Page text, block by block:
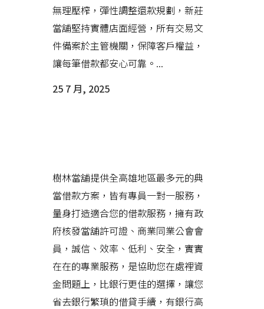
無理壓榨，彈性調整還款規劃，新莊
當舖堅持實體店面經營，所有交易文
件備案於主管機關，保障客戶權益，
讓每筆借款都安心可靠。...
25 7 月, 2025
樹林當舖提供全高雄地區最多元的典
當借款方案，皆有專員一對一服務，
量身打造適合您的借款服務，擁有政
府核發當舖許可證、商業同業公會會
員，誠信、效率、低利、安全，實實
在在的專業服務，是協助您在處裡資
金問題上，比銀行更佳的選擇，讓您
省去銀行繁瑣的借貸手續，有銀行高